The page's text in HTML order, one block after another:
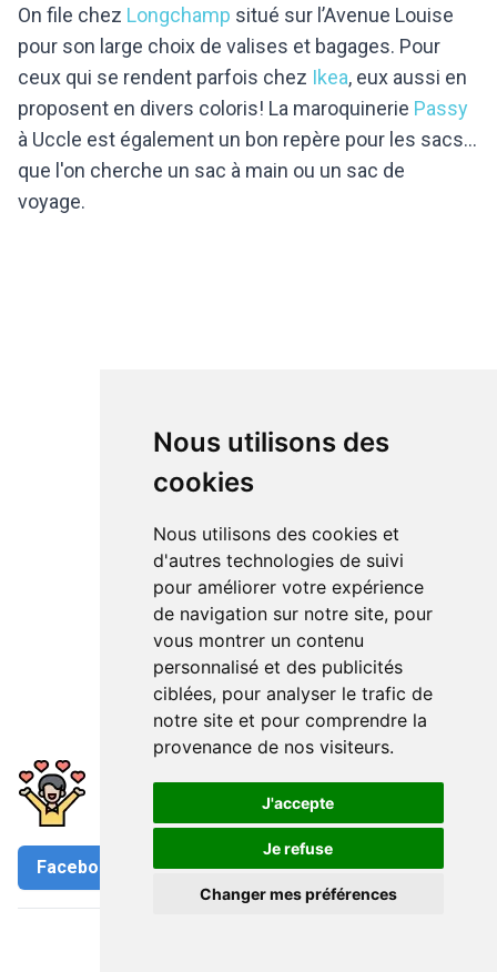
Nous utilisons des
cookies
Nous utilisons des cookies et
d'autres technologies de suivi
pour améliorer votre expérience
de navigation sur notre site, pour
vous montrer un contenu
personnalisé et des publicités
ciblées, pour analyser le trafic de
notre site et pour comprendre la
provenance de nos visiteurs.
J'accepte
Je refuse
Changer mes préférences
On file chez Longchamp situé sur l’Avenue Louise
pour son large choix de valises et bagages. Pour
ceux qui se rendent parfois chez Ikea, eux aussi en
proposent en divers coloris! La maroquinerie Passy
à Uccle est également un bon repère pour les sacs...
que l'on cherche un sac à main ou un sac de
voyage.
Avez-vous apprécié cet article?
Facebook Twitter